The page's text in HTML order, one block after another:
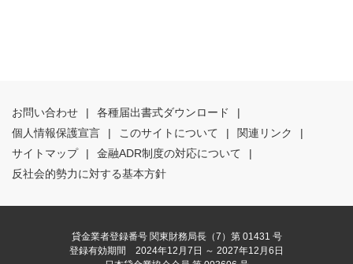
お問い合わせ | 各種届出書式ダウンロード
|
個人情報保護宣言
| このサイトについて | 関連リンク
|
サイトマップ
| 金融ADR制度の対応について
|
反社会的勢力に対する基本方針
貸金業者登録番号 関東財務局長（7）第 01431 号
登録有効期間 2024年12月7日 ～ 2027年12月6日